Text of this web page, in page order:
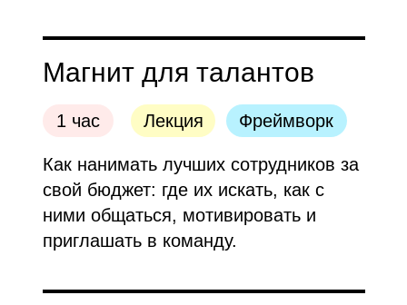
Магнит для талантов
1 час Лекция Фреймворк
Как нанимать лучших сотрудников за
свой бюджет: где их искать, как с
ними общаться, мотивировать и
приглашать в команду.